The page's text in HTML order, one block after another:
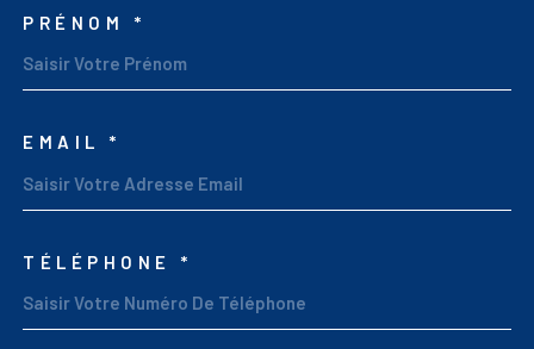
PRÉNOM *
EMAIL *
TÉLÉPHONE *